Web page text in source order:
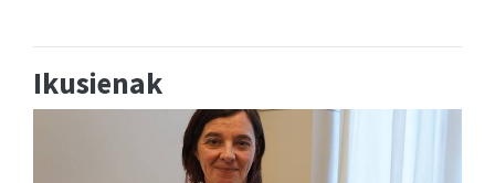
Ikusienak